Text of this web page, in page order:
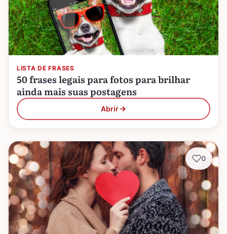
LISTA DE FRASES
50 frases legais para fotos para brilhar
ainda mais suas postagens
Abrir
0